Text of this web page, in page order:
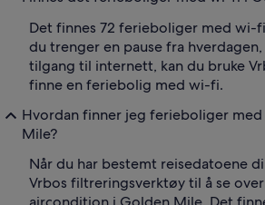
Det finnes 72 ferieboliger med wi-
du trenger en pause fra
tilgang til internett, kan du bruke
finne en feriebolig med wi-fi.
Hvordan finner jeg ferieboliger
Mile?
Når du har bestemt reisedatoene
Vrbos filtreringsverktøy til å se